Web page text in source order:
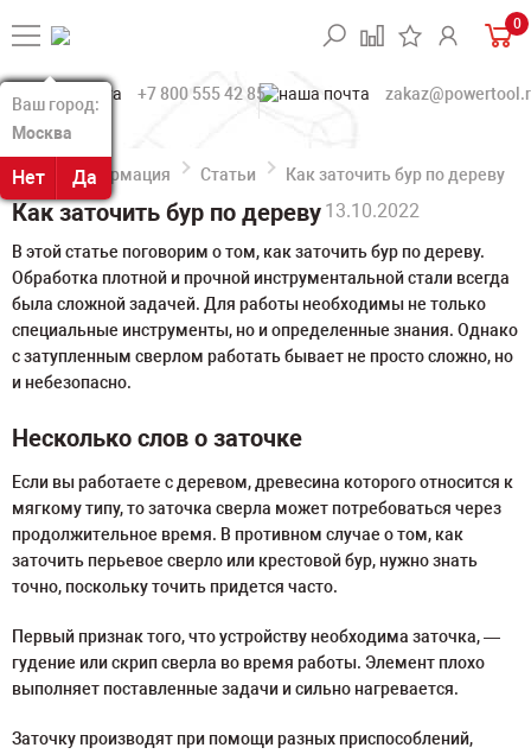
Ваш город:
Москва
Нет Да
Ваш город:
Москва
Нет Да
0
+7 800 555 42 85
Информация Статьи Как заточить бур по дереву
Как заточить бур по дереву 13.10.2022
В этой статье поговорим о том, как заточить бур по дереву.
Обработка плотной и прочной инструментальной стали всегда
была сложной задачей. Для работы необходимы не только
специальные инструменты, но и определенные знания. Однако
с затупленным сверлом работать бывает не просто сложно, но
и небезопасно.
Несколько слов о заточке
Если вы работаете с деревом, древесина которого относится к
мягкому типу, то заточка сверла может потребоваться через
продолжительное время. В противном случае о том, как
заточить перьевое сверло или крестовой бур, нужно знать
точно, поскольку точить придется часто.
Первый признак того, что устройству необходима заточка, ―
гудение или скрип сверла во время работы. Элемент плохо
выполняет поставленные задачи и сильно нагревается.
Заточку производят при помощи разных приспособлений,